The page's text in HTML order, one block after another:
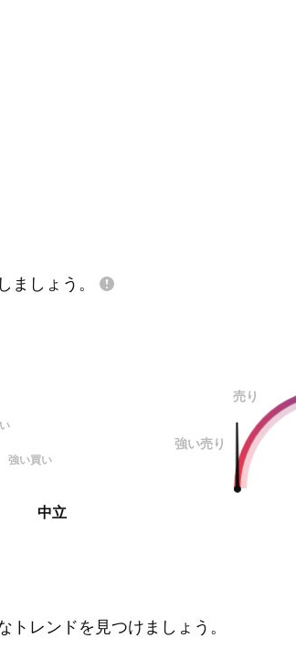
ましょう。
強い買い
中立
売り
強い売り
レンドを見つけましょう。